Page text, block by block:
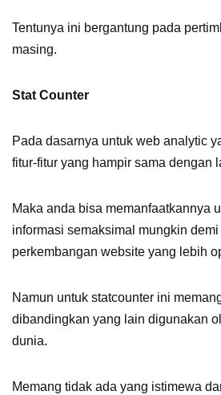
Tentunya ini bergantung pada
masing.
Stat Counter
Pada dasarnya untuk web analytic
fitur-fitur yang hampir sama dengan
Maka anda bisa memanfaatkannya
informasi semaksimal mungkin
perkembangan website yang lebih
Namun untuk statcounter ini
dibandingkan yang lain digunakan
dunia.
Memang tidak ada yang istimewa